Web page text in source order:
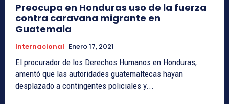
Preocupa en Honduras uso de la fuerza
contra caravana migrante en
Guatemala
Internacional Enero 17, 2021
El procurador de los Derechos Humanos en Honduras,
amentó que las autoridades guatemaltecas hayan
desplazado a contingentes policiales y...